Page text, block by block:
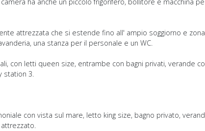
attrezzata che si estende fino all' ampio soggiorno e zona
una stanza per il personale e un WC.
con letti queen size, entrambe con bagni privati, verande
station 3.
con vista sul mare, letto king size, bagno privato,